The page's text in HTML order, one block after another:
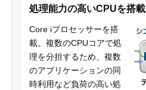
処理能力の高いCPUを搭載
Core iプロセッサーを搭
載。複数のCPUコアで処
理を分担するため、複数
のアプリケーションの同
時利用など負荷の高い処